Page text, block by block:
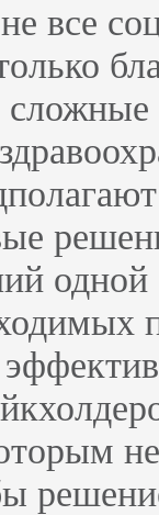
все
одной